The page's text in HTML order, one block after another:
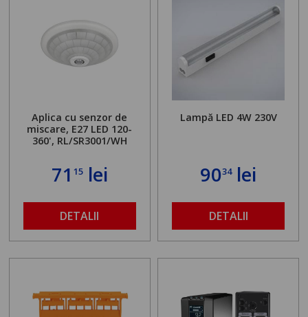
Aplica cu senzor de
miscare, E27 LED 120-
360', RL/SR3001/WH
71 15lei
DETALII
Lampă LED 4W 230V
9034lei
DETALII